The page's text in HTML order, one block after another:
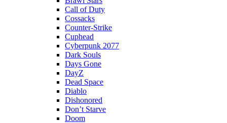
Call of Duty
Cossacks
Counter-Strike
Cuphead
Cyberpunk 2077
Dark Souls
Days Gone
DayZ
Dead Space
Diablo
Dishonored
Don’t Starve
Doom